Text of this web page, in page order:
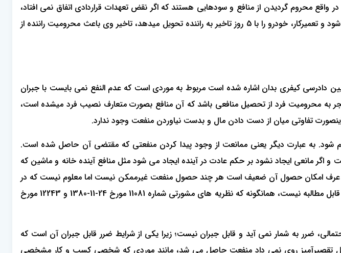
واقع محروم گردیدن از منافع و سودهایی هستند که اگر نقض تعهدات قراردادی اتفاق نمی افتاد،
آن منافع نصیب فرد می گردیدند. بطور مثال وقتی خودروی فردی که در آژانس کار میکند، خراب می شود و تعمیرکار، خودرو را با 5 روز تاخیر به راننده تحویل میدهد، تاخیر وی باعث محرومیت راننده از
ماده 515 قانون آیین دادرسی مدنی و هم چنین اتلافی که در ماده 14 قانون آیین دادرسی کیفری بدان اشاره شده است مربوط به موردی است که عدم النفع نمی بایست با جبران
به محرومیت فرد از تحصیل منافعی باشد که آن منافع بصورت متعارف نصیب فرد میشده است،
تفاوتی میان از دست دادن مال و بدست نیاوردن منفعت وجود ندارد.
شود. به عبارت دیگر یعنی ممانعت از وجود پیدا کردن منفعتی که مقتضی آن حاصل شده است.
مانعی ایجاد نشود بر حکم عادت در آینده ایجاد می شود مثل منافع آینده خانه و ماشین که
امکان حصول آن ضعیف است هر چند حصول منفعت غیرممکن نیست اما معلوم نیست که در
صورت عدم وقوع مانع، آن منفعت حاصل می شد که این قسم را منافع محتمل الحصول می نامند که قابل مطالبه نیست، همانگونه که نظریه های مشورتی شماره 11081 مورخ 24-11-1380 و 12243 مورخ
ضرر به شمار نمی آید و قابل جبران نیست؛ زیرا یکی از شرایط ضرر قابل جبران آن است که
تقصیرآمیز روی نمی داد منفعت حاصل می شد، مانند موردی که شخصی کسب و کار مشخصی